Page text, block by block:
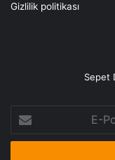
Gizlilik politikası
Sepet
Posta
adresinizi